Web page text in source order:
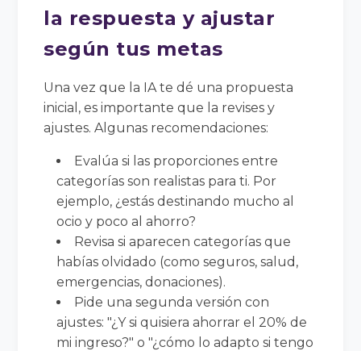
la respuesta y ajustar
según tus metas
Una vez que la IA te dé una propuesta
inicial, es importante que la revises y
ajustes. Algunas recomendaciones:
Evalúa si las proporciones entre
categorías son realistas para ti. Por
ejemplo, ¿estás destinando mucho al
ocio y poco al ahorro?
Revisa si aparecen categorías que
habías olvidado (como seguros, salud,
emergencias, donaciones).
Pide una segunda versión con
ajustes: "¿Y si quisiera ahorrar el 20% de
mi ingreso?" o "¿cómo lo adapto si tengo